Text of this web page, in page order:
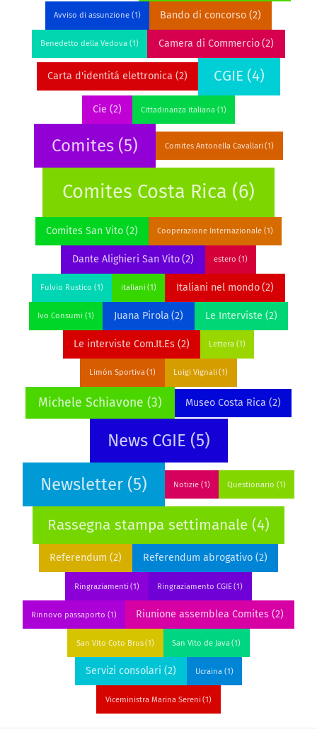
Avviso di assunzione (1) Bando di concorso (2)
Benedetto della Vedova (1) Camera di Commercio (2)
Carta d'identitá elettronica (2) CGIE (4)
Cie (2) Cittadinanza italiana (1)
Comites (5) Comites Antonella Cavallari (1)
Comites Costa Rica (6)
Comites San Vito (2) Cooperazione Internazionale (1)
Dante Alighieri San Vito (2) estero (1)
Fulvio Rustico (1) italiani (1) Italiani nel mondo (2)
Ivo Consumi (1) Juana Pirola (2) Le Interviste (2)
Le interviste Com.It.Es (2) Lettera (1)
Limón Sportiva (1) Luigi Vignali (1)
Michele Schiavone (3) Museo Costa Rica (2)
News CGIE (5)
Newsletter (5) Notizie (1) Questionario (1)
Rassegna stampa settimanale (4)
Referendum (2) Referendum abrogativo (2)
Ringraziamenti (1) Ringraziamento CGIE (1)
Rinnovo passaporto (1) Riunione assemblea Comites (2)
San Vito Coto Brus (1) San Vito de Java (1)
Servizi consolari (2) Ucraina (1)
Viceministra Marina Sereni (1)